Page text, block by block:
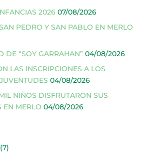
2026 07/08/2026
PEDRO Y SAN PABLO EN MERLO
DE “SOY GARRAHAN” 04/08/2026
LAS INSCRIPCIONES A LOS
04/08/2026
NIÑOS DISFRUTARON SUS
EN MERLO 04/08/2026